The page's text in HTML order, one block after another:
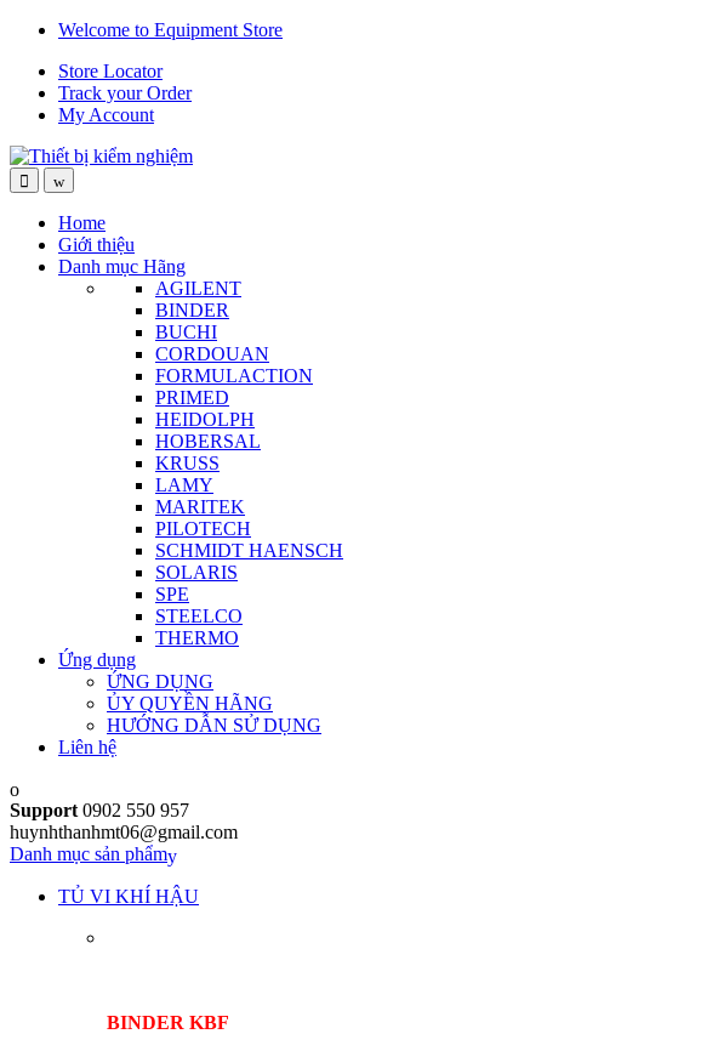
Skip
navigation
Skip
content
Welcome to Equipment Store
Store Locator
Track your Order
My Account
Home
Giới thiệu
Danh mục Hãng
AGILENT
BINDER
BUCHI
CORDOUAN
FORMULACTION
PRIMED
HEIDOLPH
HOBERSAL
KRUSS
LAMY
MARITEK
PILOTECH
SCHMIDT HAENSCH
SOLARIS
SPE
STEELCO
THERMO
Ứng dụng
ỨNG DỤNG
ỦY QUYỀN HÃNG
HƯỚNG DẪN SỬ DỤNG
Liên hệ
Support 0902 550 957
huynhthanhmt06@gmail.com
Danh mục sản phẩm
TỦ VI KHÍ HẬU
BINDER KBF